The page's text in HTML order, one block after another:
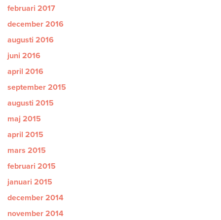
februari 2017
december 2016
augusti 2016
juni 2016
april 2016
september 2015
augusti 2015
maj 2015
april 2015
mars 2015
februari 2015
januari 2015
december 2014
november 2014